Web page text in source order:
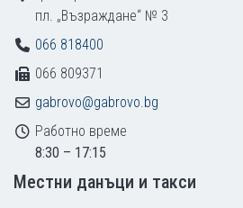
пл. „Възраждане“ № 3
066 818400
066 809371
gabrovo@gabrovo.bg
Работно време
8:30 – 17:15
Местни данъци и такси